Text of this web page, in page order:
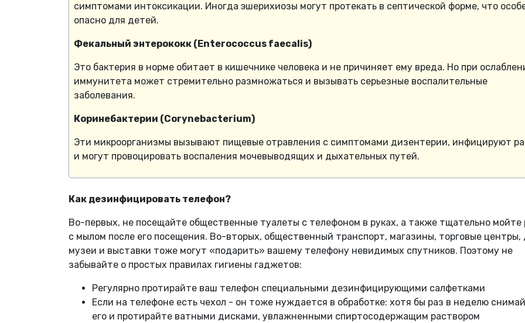
симптомами интоксикации. Иногда эшерихиозы могут протекать в септической форме, что
опасно для детей.
Фекальный энтерококк (Enterococcus faecalis)
Это бактерия в норме обитает в кишечнике человека и не причиняет ему вреда. Но при
иммунитета может стремительно размножаться и вызывать серьезные воспалительные
заболевания.
Коринебактерии (Corynebacterium)
Эти микроорганизмы вызывают пищевые отравления с симптомами дизентерии, инфицируют
и могут провоцировать воспаления мочевыводящих и дыхательных путей.
Как дезинфицировать телефон?
Во-первых, не посещайте общественные туалеты с телефоном в руках, а также тщательно мойте
с мылом после его посещения. Во-вторых, общественный транспорт, магазины, торговые
музеи и выставки тоже могут «подарить» вашему телефону невидимых спутников. Поэтому не
забывайте о простых правилах гигиены гаджетов:
Регулярно протирайте ваш телефон специальными дезинфицирующими салфетками
Если на телефоне есть чехол - он тоже нуждается в обработке: хотя бы раз в неделю
его и протирайте ватными дисками, увлажненными спиртосодержащим раствором